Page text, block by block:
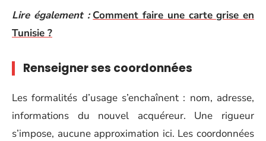
Lire également : Comment faire une carte grise en
Tunisie ?
Renseigner ses coordonnées
Les formalités d’usage s’enchaînent : nom, adresse,
informations du nouvel acquéreur. Une rigueur
s’impose, aucune approximation ici. Les coordonnées